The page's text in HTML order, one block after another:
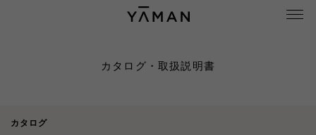
カタログ・取扱説明書
カタログ